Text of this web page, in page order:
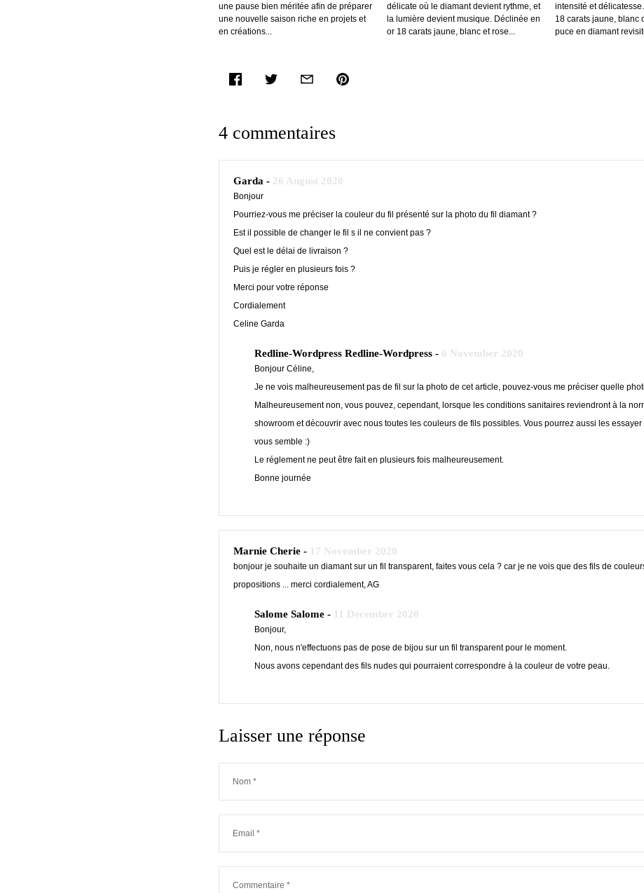
une pause bien méritée afin de préparer
une nouvelle saison riche en projets et
en créations...
délicate où le diamant devient rythme, et
la lumière devient musique. Déclinée en
or 18 carats jaune, blanc et rose...
intensité et
18 carats jaune, blanc
puce en diamant
facebook twitter email pinterest
4 commentaires
Garda - 26 August 2020
Bonjour
Pourriez-vous me préciser la couleur du fil présenté sur la photo du fil diamant ?
Est il possible de changer le fil s il ne convient pas ?
Quel est le délai de livraison ?
Puis je régler en plusieurs fois ?
Merci pour votre réponse
Cordialement
Celine Garda
Redline-Wordpress Redline-Wordpress - 6 November 2020
Bonjour Céline,
Je ne vois malheureusement pas de fil sur la photo de cet article, pouvez-vous me préciser quelle
Malheureusement non, vous pouvez, cependant, lorsque les conditions sanitaires reviendront à la
showroom et découvrir avec nous toutes les couleurs de fils possibles. Vous pourrez aussi les essayer
vous semble :)
Le réglement ne peut être fait en plusieurs fois malheureusement.
Bonne journée
Marnie Cherie - 17 November 2020
bonjour je souhaite un diamant sur un fil transparent, faites vous cela ? car je ne vois que des fils de
propositions ... merci cordialement, AG
Salome Salome - 11 December 2020
Bonjour,
Non, nous n'effectuons pas de pose de bijou sur un fil transparent pour le moment.
Nous avons cependant des fils nudes qui pourraient correspondre à la couleur de votre peau.
Laisser une réponse
Nom *
Email *
Commentaire *